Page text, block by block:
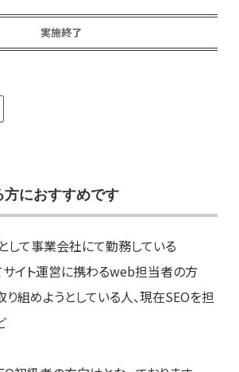
実施終了
におすすめです
して事業会社にて勤務している
イト運営に携わるweb担当者の方
り組めようとしている人、現在SEOを担